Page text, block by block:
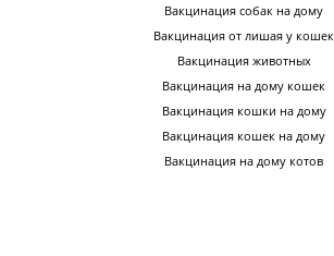
Вакцинация собак на дому
Вакцинация от лишая у кошек
Вакцинация животных
Вакцинация на дому кошек
Вакцинация кошки на дому
Вакцинация кошек на дому
Вакцинация на дому котов